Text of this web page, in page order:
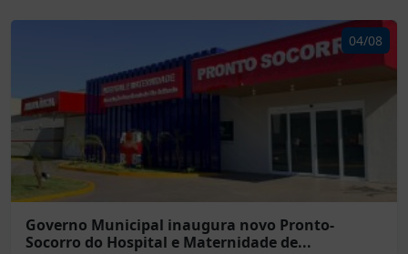
04/08
Governo Municipal inaugura novo Pronto-
Socorro do Hospital e Maternidade de...